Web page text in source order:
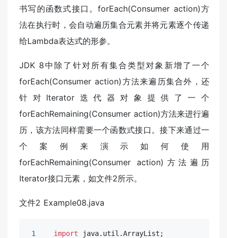
书写的函数式接口。forEach(Consumer action)方
法在执行时，会自动遍历集合元素并将元素逐个传递
给Lambda表达式的形参。
JDK 8中除了针对所有集合类型对象新增了一个
forEach(Consumer action)方法来遍历集合外，还
针对Iterator迭代器对象提供了一个
forEachRemaining(Consumer action)方法来进行遍
历，该方法同样需要一个函数式接口。接下来通过一
个案例来演示如何使用
forEachRemaining(Consumer action)方法遍历
Iterator接口元素，如文件2所示。
文件2 Example08.java
1 import java.util.ArrayList;